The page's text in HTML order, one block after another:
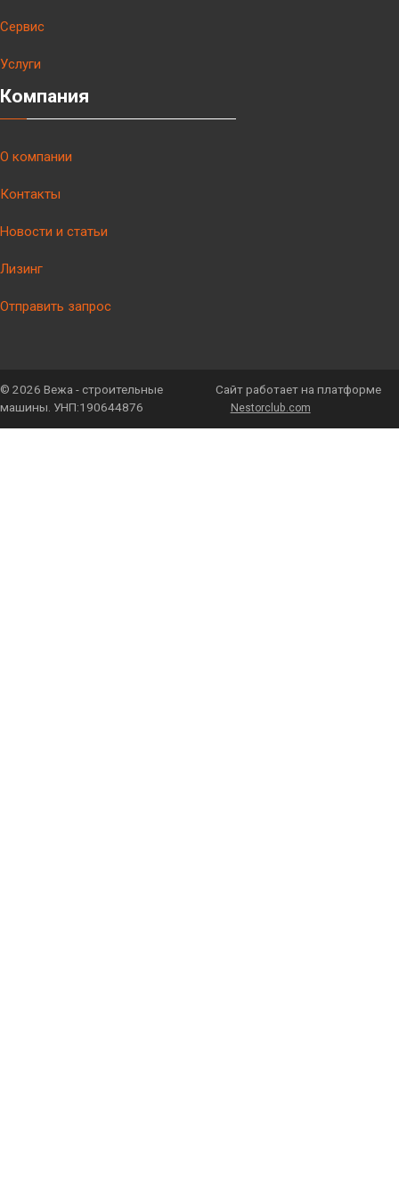
Сервис
Услуги
Компания
О компании
Контакты
Новости и статьи
Лизинг
Отправить запрос
© 2026 Вежа - строительные
машины. УНП:190644876
Сайт работает на платформе
Nestorclub.com